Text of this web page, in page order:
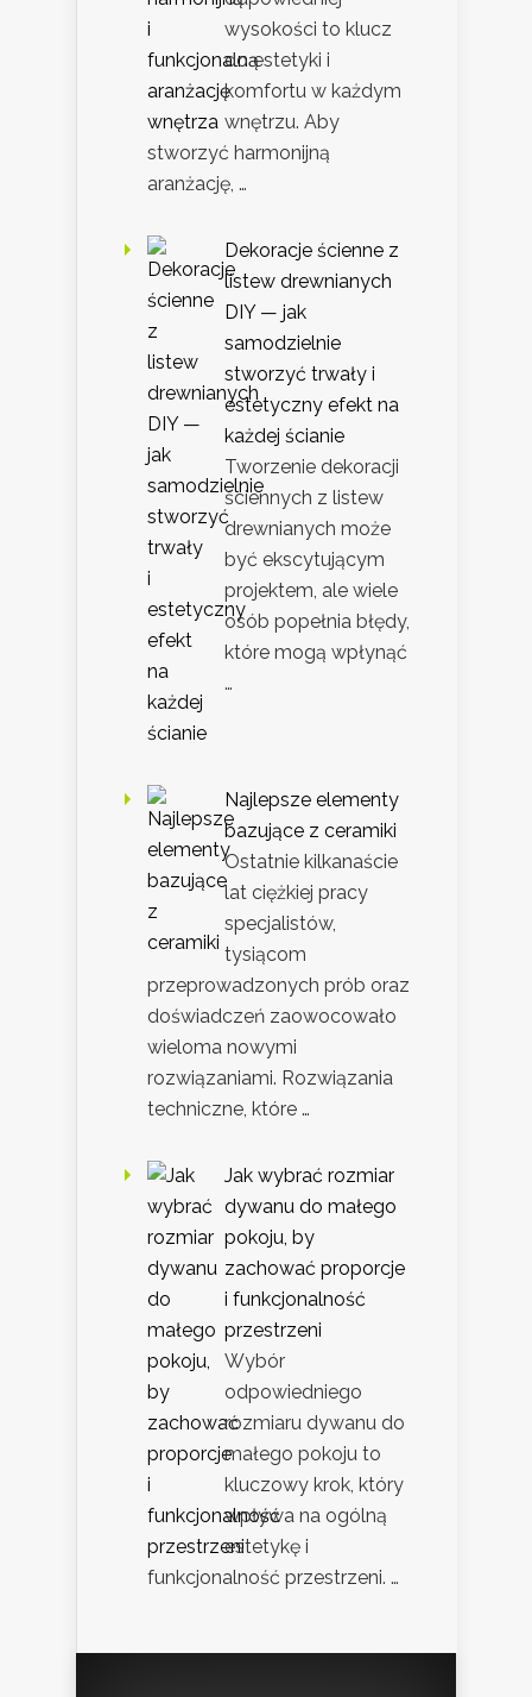
wysokości to klucz
do estetyki i
komfortu w każdym
wnętrzu. Aby
stworzyć harmonijną
aranżację, …
Dekoracje ścienne z
listew drewnianych
DIY — jak
samodzielnie
stworzyć trwały i
estetyczny efekt na
każdej ścianie
Tworzenie dekoracji
ściennych z listew
drewnianych może
być ekscytującym
projektem, ale wiele
osób popełnia błędy,
które mogą wpłynąć
…
Najlepsze elementy
bazujące z ceramiki
Ostatnie kilkanaście
lat ciężkiej pracy
specjalistów,
tysiącom
przeprowadzonych prób oraz
doświadczeń zaowocowało
wieloma nowymi
rozwiązaniami. Rozwiązania
techniczne, które …
Jak wybrać rozmiar
dywanu do małego
pokoju, by
zachować proporcje
i funkcjonalność
przestrzeni
Wybór
odpowiedniego
rozmiaru dywanu do
małego pokoju to
kluczowy krok, który
wpływa na ogólną
estetykę i
funkcjonalność przestrzeni. …